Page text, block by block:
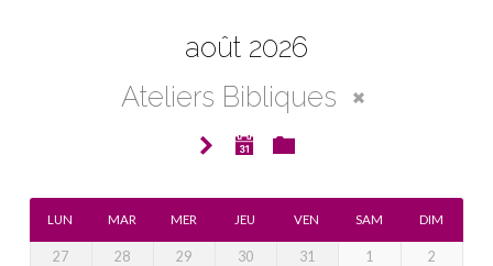
août 2026
Ateliers Bibliques
LUN MAR MER JEU VEN SAM DIM
27 28 29 30 31 1
2